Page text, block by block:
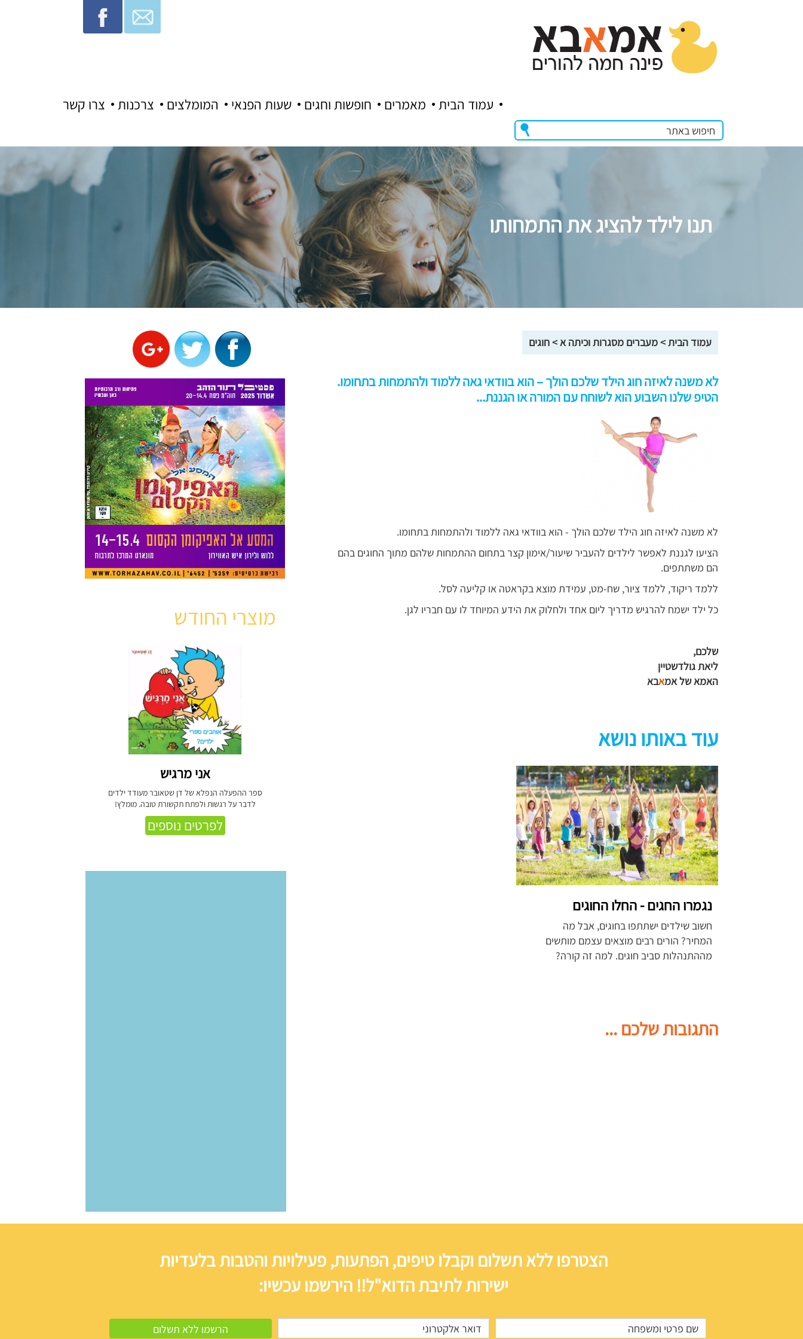
צרו קשר צרכנות המומלצים שעות הפנאי חופשות וחגים מאמרים עמוד הבית
תנו לילד להציג את התמחותו
עמוד הבית>מעברים מסגרות וכיתה א>חוגים
לא משנה לאיזה חוג הילד שלכם הולך – הוא בוודאי גאה ללמוד ולהתמחות בתחומו.
הטיפ שלנו השבוע הוא לשוחח עם המורה או הגננת...
לא משנה לאיזה חוג הילד שלכם הולך - הוא בוודאי גאה ללמוד ולהתמחות בתחומו.
הציעו לגננת לאפשר לילדים להעביר שיעור/אימון קצר בתחום ההתמחות שלהם מתוך החוגים בהם
הם משתתפים.
ללמד ריקוד, ללמד ציור, שח-מט, עמידת מוצא בקראטה או קליעה לסל.
כל ילד ישמח להרגיש מדריך ליום אחד ולחלוק את הידע המיוחד לו עם חבריו לגן.
שלכם,
ליאת גולדשטיין
האמא של אמאבא
עוד באותו נושא
נגמרו החגים - החלו החוגים
חשוב שילדים ישתתפו בחוגים, אבל מה
המחיר? הורים רבים מוצאים עצמם מותשים
מההתנהלות סביב חוגים. למה זה קורה?
התגובות שלכם ...
מוצרי החודש
אני מרגיש
ספר ההפעלה הנפלא של דן שטאובר מעודד ילדים
לדבר על רגשות ולפתח תקשורת טובה. מומלץ!
לפרטים נוספים
הצטרפו ללא תשלום וקבלו טיפים, הפתעות, פעילויות והטבות בלעדיות
ישירות לתיבת הדוא"ל!! הירשמו עכשיו: